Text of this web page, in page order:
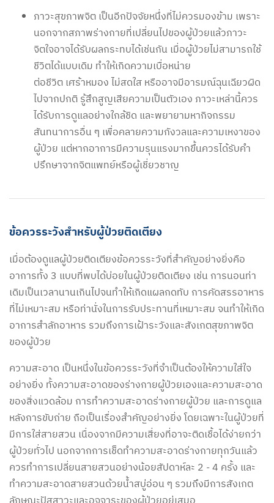
ภาวะสุขภาพจิต เป็นอีกปัจจัยหนึ่งที่ไม่ควรมองข้าม เพราะ
นอกจากสภาพร่างกายที่เปลี่ยนไปของผู้ป่วยแล้วภาวะ
จิตใจอาจได้รับผลกระทบได้เช่นกัน เมื่อผู้ป่วยไม่สามารถใช้
ชีวิตได้แบบเดิม ทำให้เกิดความเบื่อหน่าย
ต่อชีวิต เศร้าหมอง ไม่สดใส หรืออาจมีอารมณ์ฉุนเฉียวผิด
ไปจากปกติ รู้สึกสูญเสียความเป็นตัวเอง ภาวะเหล่านี้ควร
ได้รับการดูแลอย่างใกล้ชิด และพยายามหากิจกรรม
สันทนาการอื่น ๆ เพื่อคลายความกังวลและความเหงาของ
ผู้ป่วย แต่หากอาการมีความรุนแรงมากขึ้นควรได้รับคำ
ปรึกษาจากจิตแพทย์หรือผู้เชี่ยวชาญ
ข้อควรระวังสำหรับผู้ป่วยติดเตียง
เมื่อต้องดูแลผู้ป่วยติดเตียงข้อควรระวังที่สำคัญอย่างยิ่งคือ
อาการทั้ง 3 แบบที่พบได้บ่อยในผู้ป่วยติดเตียง เช่น การนอนท่า
เดิมเป็นเวลานานเกินไปจนทำให้เกิดแผลกดทับ การคัดสรรอาหาร
ที่ไม่เหมาะสม หรือท่านั่งในการรับประทานที่เหมาะสม จนทำให้เกิด
อาการสำลักอาหาร รวมถึงการเฝ้าระวังและสังเกตสุขภาพจิต
ของผู้ป่วย
ความสะอาด เป็นหนึ่งในข้อควรระวังที่จำเป็นต้องให้ความใส่ใจ
อย่างยิ่ง ทั้งความสะอาดของร่างกายผู้ป่วยเองและความสะอาด
ของสิ่งแวดล้อม การทำความสะอาดร่างกายผู้ป่วย และการดูแล
หลังการขับถ่าย ถือเป็นเรื่องสำคัญอย่างยิ่ง โดยเฉพาะในผู้ป่วยที่
มีการใส่สายสวน เนื่องจากมีความเสี่ยงที่อาจะติดเชื้อได้ง่ายกว่า
ผู้ป่วยทั่วไป นอกจากการเช็ดทำความสะอาดร่างกายทุกวันแล้ว
ควรทำการเปลี่ยนสายสวนอย่างน้อยสัปดาห์ละ 2 - 4 ครั้ง และ
ทำความสะอาดสายสวนด้วยน้ำสบู่อ่อน ๆ รวมถึงมีการสังเกต